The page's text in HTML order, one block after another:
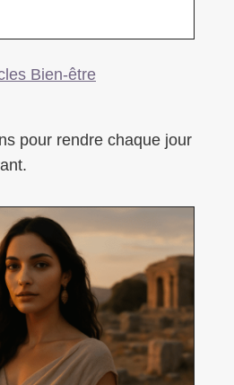
Bien-être
pour rendre chaque jour